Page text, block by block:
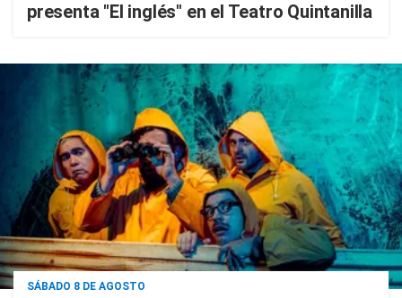
presenta "El inglés" en el Teatro Quintanilla
SÁBADO 8 DE AGOSTO